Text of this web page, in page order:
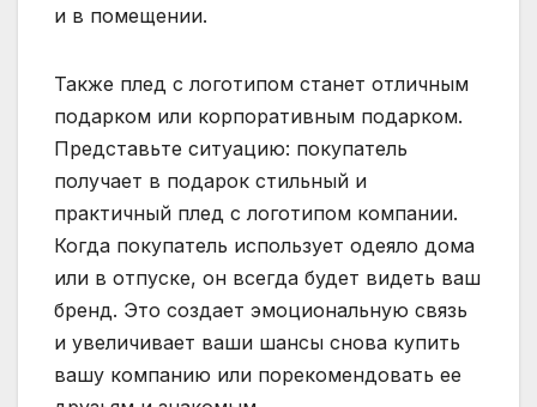
и в помещении.
Также плед с логотипом станет отличным
подарком или корпоративным подарком.
Представьте ситуацию: покупатель
получает в подарок стильный и
практичный плед с логотипом компании.
Когда покупатель использует одеяло дома
или в отпуске, он всегда будет видеть ваш
бренд. Это создает эмоциональную связь
и увеличивает ваши шансы снова купить
вашу компанию или порекомендовать ее